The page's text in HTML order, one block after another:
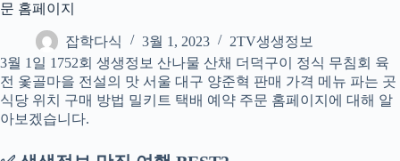
문 홈페이지
잡학다식 3월 1, 2023
2TV생생정보
3월 1일 1752회 생생정보 산나물 산채 더덕구이 정식 무침회 육
전 옻골마을 전설의 맛 서울 대구 양준혁 판매 가격 메뉴 파는 곳
식당 위치 구매 방법 밀키트 택배 예약 주문 홈페이지에 대해 알
아보겠습니다.